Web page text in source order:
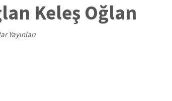
Keleş Oğlan
Yayınları